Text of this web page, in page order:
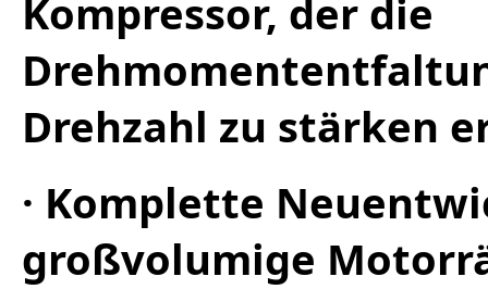
Kompressor, der die
Drehzahl zu stärken
· Komplette
großvolumige